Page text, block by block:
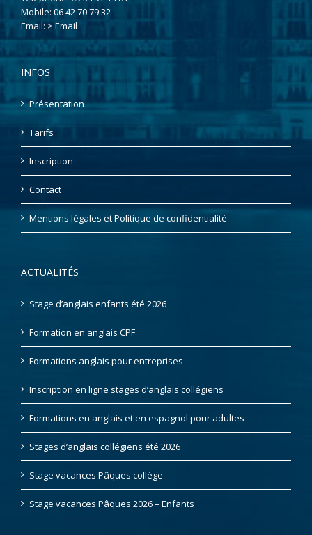
Mobile: 06 42 70 79 32
Email: > Email
INFOS
Présentation
Tarifs
Inscription
Contact
Mentions légales et Politique de confidentialité
ACTUALITÉS
Stage d’anglais enfants été 2026
Formation en anglais CPF
Formations anglais pour entreprises
Inscription en ligne stages d’anglais collégiens
Formations en anglais et en espagnol pour adultes
Stages d’anglais collégiens été 2026
Stage vacances Pâques collège
Stage vacances Pâques 2026 – Enfants